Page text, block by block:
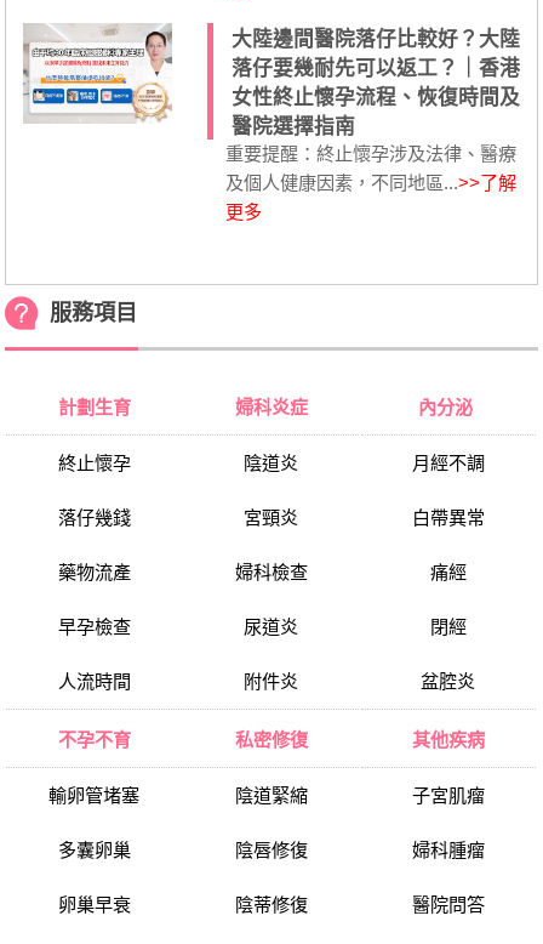
大陸邊間醫院落仔比較好？大陸
落仔要幾耐先可以返工？｜香港
女性終止懷孕流程、恢復時間及
醫院選擇指南
重要提醒：終止懷孕涉及法律、醫療
及個人健康因素，不同地區...>>了解
更多
服務項目
計劃生育
終止懷孕
落仔幾錢
藥物流產
早孕檢查
人流時間
婦科炎症
陰道炎
宮頸炎
婦科檢查
尿道炎
附件炎
內分泌
月經不調
白帶異常
痛經
閉經
盆腔炎
不孕不育
輸卵管堵塞
多囊卵巢
卵巢早衰
私密修復
陰道緊縮
陰唇修復
陰蒂修復
其他疾病
子宮肌瘤
婦科腫瘤
醫院問答